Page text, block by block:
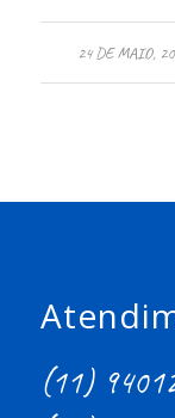
24 DE MAIO,
/
(11)